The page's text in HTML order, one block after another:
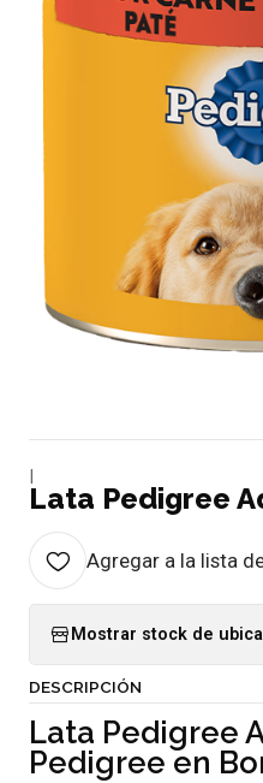
Lata Pedigree
Agregar a la lista
Mostrar stock de
DESCRIPCIÓN
Lata Pedigree
Pedigree en